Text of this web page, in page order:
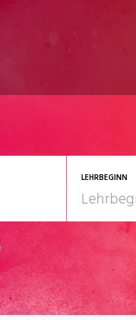
LEHRBEGINN
Telco